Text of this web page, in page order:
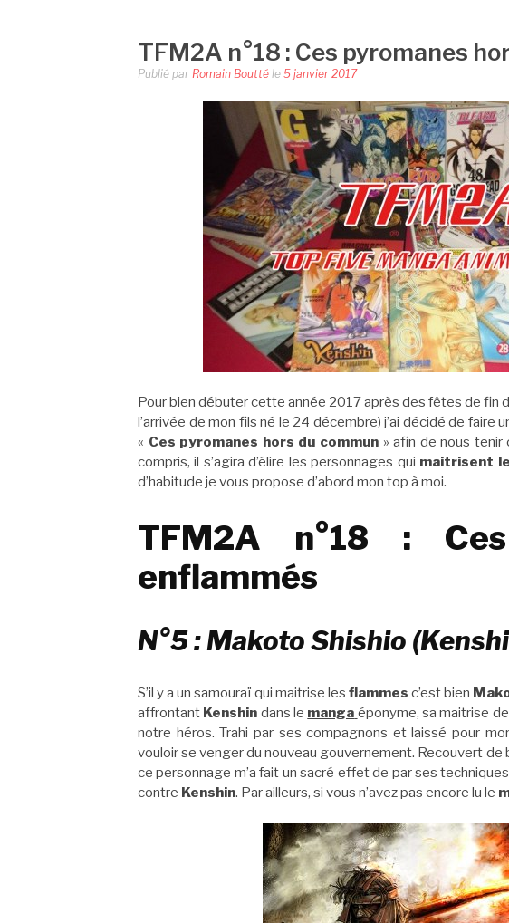
TFM2A n°18 : Ces pyromanes
Publié par Romain Boutté le 5 janvier 2017
Pour bien débuter cette année 2017 après des fêtes de fin
l’arrivée de mon fils né le 24 décembre) j’ai décidé de faire
« Ces pyromanes hors du commun» afin de nous tenir
compris, il s’agira d’élire les personnages qui maitrisent
d’habitude je vous propose d’abord mon top à moi.
TFM2A n°18 : Ces
enflammés
N°5 : Makoto Shishio
S’il y a un samouraï qui maitrise les flammes c’est bien
affrontant Kenshin dans le manga éponyme, sa maitrise
notre héros. Trahi par ses compagnons et laissé pour
vouloir se venger du nouveau gouvernement. Recouvert
ce personnage m’a fait un sacré effet de par ses
contre Kenshin. Par ailleurs, si vous n’avez pas encore lu le